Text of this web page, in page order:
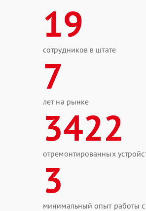
19
сотрудников в штате
7
лет на рынке
3422
отремонтированных
3
минимальный опыт работы